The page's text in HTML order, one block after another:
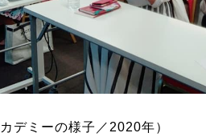
デミーの様子／2020年）